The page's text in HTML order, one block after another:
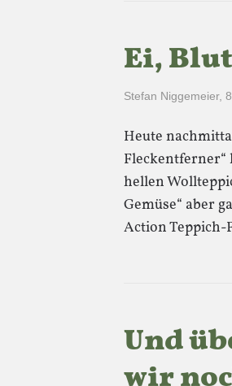
Ei,
Stefan Niggemeier,
Heute
Fleckentferner“
hellen
Gemüse“ aber
Action Teppich-
Und